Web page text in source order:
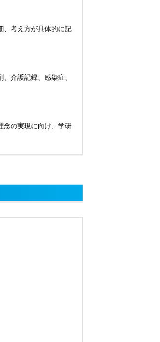
、考え方が具体的に記
介護記録、感染症、
念の実現に向け、学研